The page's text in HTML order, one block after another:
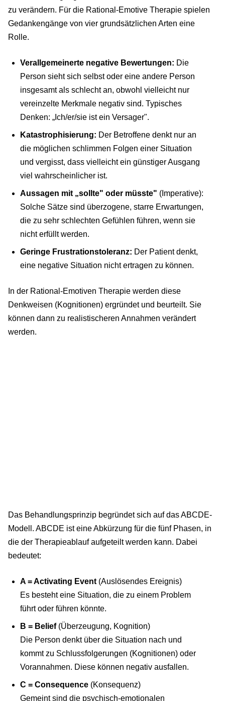
zu verändern. Für die Rational-Emotive Therapie spielen
Gedankengänge von vier grundsätzlichen Arten eine
Rolle.
Verallgemeinerte negative Bewertungen: Die
Person sieht sich selbst oder eine andere Person
insgesamt als schlecht an, obwohl vielleicht nur
vereinzelte Merkmale negativ sind. Typisches
Denken: „Ich/er/sie ist ein Versager".
Katastrophisierung: Der Betroffene denkt nur an
die möglichen schlimmen Folgen einer Situation
und vergisst, dass vielleicht ein günstiger Ausgang
viel wahrscheinlicher ist.
Aussagen mit „sollte" oder müsste" (Imperative):
Solche Sätze sind überzogene, starre Erwartungen,
die zu sehr schlechten Gefühlen führen, wenn sie
nicht erfüllt werden.
Geringe Frustrationstoleranz: Der Patient denkt,
eine negative Situation nicht ertragen zu können.
In der Rational-Emotiven Therapie werden diese
Denkweisen (Kognitionen) ergründet und beurteilt. Sie
können dann zu realistischeren Annahmen verändert
werden.
Das Behandlungsprinzip begründet sich auf das ABCDE-
Modell. ABCDE ist eine Abkürzung für die fünf Phasen, in
die der Therapieablauf aufgeteilt werden kann. Dabei
bedeutet:
A = Activating Event (Auslösendes Ereignis)
Es besteht eine Situation, die zu einem Problem
führt oder führen könnte.
B = Belief(Überzeugung, Kognition)
Die Person denkt über die Situation nach und
kommt zu Schlussfolgerungen (Kognitionen) oder
Vorannahmen. Diese können negativ ausfallen.
C = Consequence (Konsequenz)
Gemeint sind die psychisch-emotionalen